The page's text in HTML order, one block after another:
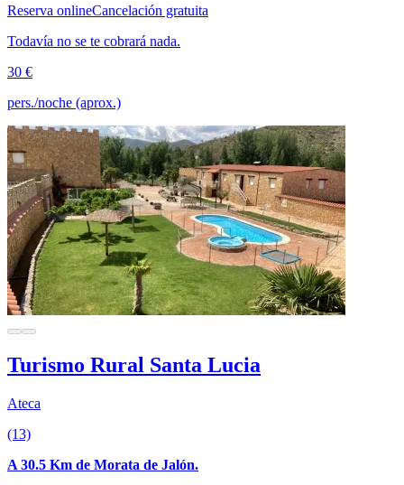
Reserva onlineCancelación gratuita
Todavía no se te cobrará nada.
30 €
pers./noche (aprox.)
Turismo Rural Santa Lucia
Ateca
(13)
A 30.5 Km de Morata de Jalón.